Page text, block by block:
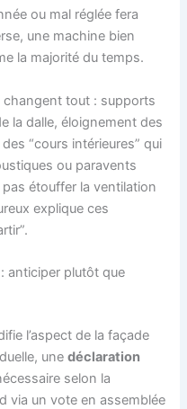
ou mal réglée fera
une machine bien
la majorité du temps.
changent tout : supports
la dalle, éloignement des
“cours intérieures” qui
ou paravents
étouffer la ventilation
explique ces
anticiper plutôt que
l’aspect de la façade
unedéclaration
selon la
via un vote en assemblée